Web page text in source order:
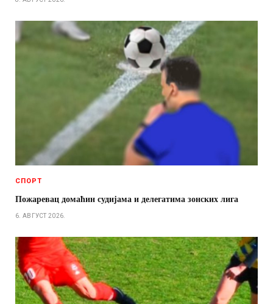
СПОРТ
Пожаревац домаћин судијама и делегатима зонских лига
6. АВГУСТ 2026.